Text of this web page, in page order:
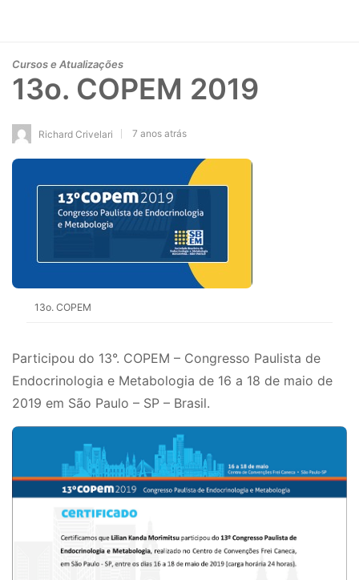
Cursos e Atualizações
13o. COPEM 2019
Richard Crivelari 7 anos atrás
13o. COPEM
Participou do 13°. COPEM – Congresso Paulista de
Endocrinologia e Metabologia de 16 a 18 de maio de
2019 em São Paulo – SP – Brasil.